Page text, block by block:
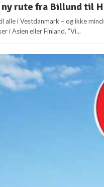
ny rute fra Billund til
alle i Vestdanmark – og ikke
i Asien eller Finland. ”Vi...